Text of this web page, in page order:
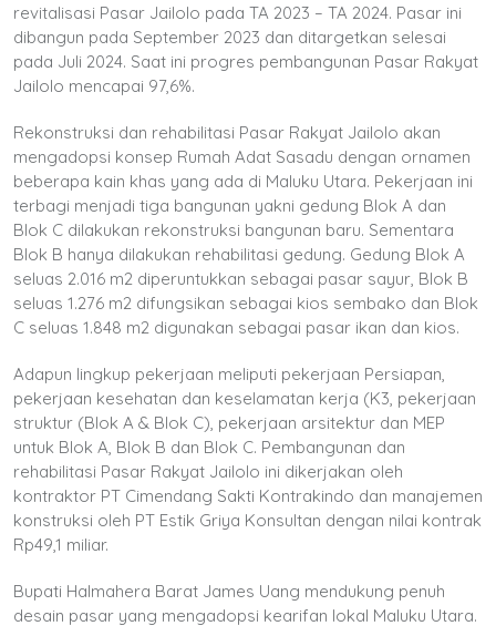
revitalisasi Pasar Jailolo pada TA 2023 – TA 2024. Pasar ini
dibangun pada September 2023 dan ditargetkan selesai
pada Juli 2024. Saat ini progres pembangunan Pasar Rakyat
Jailolo mencapai 97,6%.
Rekonstruksi dan rehabilitasi Pasar Rakyat Jailolo akan
mengadopsi konsep Rumah Adat Sasadu dengan ornamen
beberapa kain khas yang ada di Maluku Utara. Pekerjaan ini
terbagi menjadi tiga bangunan yakni gedung Blok A dan
Blok C dilakukan rekonstruksi bangunan baru. Sementara
Blok B hanya dilakukan rehabilitasi gedung. Gedung Blok A
seluas 2.016 m2 diperuntukkan sebagai pasar sayur, Blok B
seluas 1.276 m2 difungsikan sebagai kios sembako dan Blok
C seluas 1.848 m2 digunakan sebagai pasar ikan dan kios.
Adapun lingkup pekerjaan meliputi pekerjaan Persiapan,
pekerjaan kesehatan dan keselamatan kerja (K3, pekerjaan
struktur (Blok A & Blok C), pekerjaan arsitektur dan MEP
untuk Blok A, Blok B dan Blok C. Pembangunan dan
rehabilitasi Pasar Rakyat Jailolo ini dikerjakan oleh
kontraktor PT Cimendang Sakti Kontrakindo dan manajemen
konstruksi oleh PT Estik Griya Konsultan dengan nilai kontrak
Rp49,1 miliar.
Bupati Halmahera Barat James Uang mendukung penuh
desain pasar yang mengadopsi kearifan lokal Maluku Utara.